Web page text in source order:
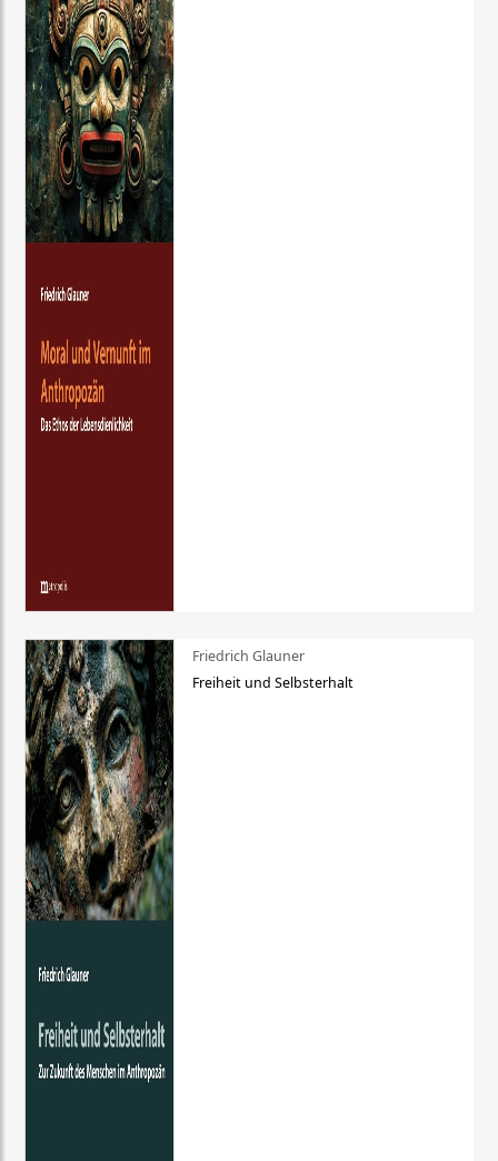
Friedrich Glauner
Freiheit und Selbsterhalt